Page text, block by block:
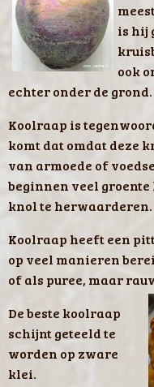
is hij
ook
echter onder de
Koolraap is
komt dat omdat deze
van armoede of
beginnen veel
knol te herwaarderen.
Koolraap heeft een
op veel manieren
of als puree, maar
De beste koolraap
schijnt geteeld te
worden op zware
klei.